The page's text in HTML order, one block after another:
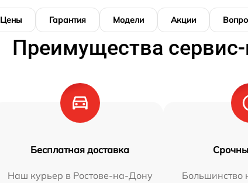
Цены Гарантия Модели Акции
Преимущества
Бесплатная доставка
Наш курьер в Ростове-на-Дону
Большинство